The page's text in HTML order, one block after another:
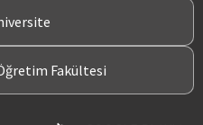
Fakültesi